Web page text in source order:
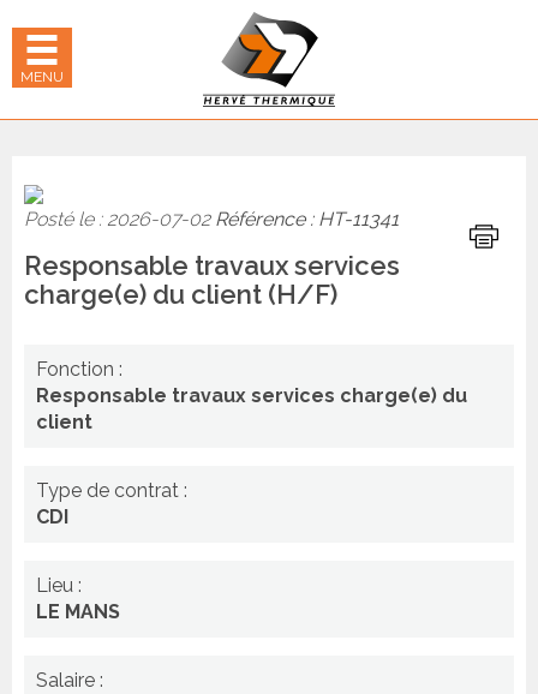
MENU
LE MENU MOBILE
Posté le : 2026-07-02 Référence : HT-11341
Responsable travaux services
charge(e) du client (H/F)
Fonction :
Responsable travaux services charge(e) du
client
Type de contrat :
CDI
Lieu :
LE MANS
Salaire :
Panneau de gestion des cookies